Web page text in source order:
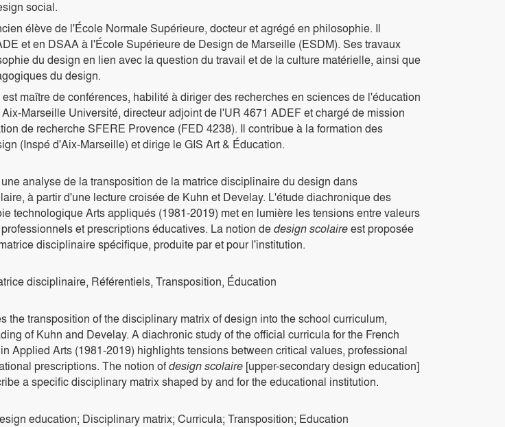
social.
élève de l'École Normale Supérieure, docteur et agrégé en philosophie. Il
et en DSAA à l'École Supérieure de Design de Marseille (ESDM). Ses travaux
du design en lien avec la question du travail et de la culture matérielle, ainsi que
du design.
est maître de conférences, habilité à diriger des recherches en sciences de l'éducation
Marseille Université, directeur adjoint de l'UR 4671 ADEF et chargé de mission
de recherche SFERE Provence (FED 4238). Il contribue à la formation des
(Inspé d'Aix-Marseille) et dirige le GIS Art & Éducation.
analyse de la transposition de la matrice disciplinaire du design dans
à partir d'une lecture croisée de Kuhn et Develay. L'étude diachronique des
technologique Arts appliqués (1981-2019) met en lumière les tensions entre valeurs
et prescriptions éducatives. La notion dedesign scolaireest proposée
disciplinaire spécifique, produite par et pour l'institution.
disciplinaire, Référentiels, Transposition, Éducation
the transposition of the disciplinary matrix of design into the school curriculum,
of Kuhn and Develay. A diachronic study of the official curricula for the French
Applied Arts (1981-2019) highlights tensions between critical values, professional
prescriptions. The notion ofdesign scolaire [upper-secondary design education]
a specific disciplinary matrix shaped by and for the educational institution.
education; Disciplinary matrix; Curricula; Transposition; Education